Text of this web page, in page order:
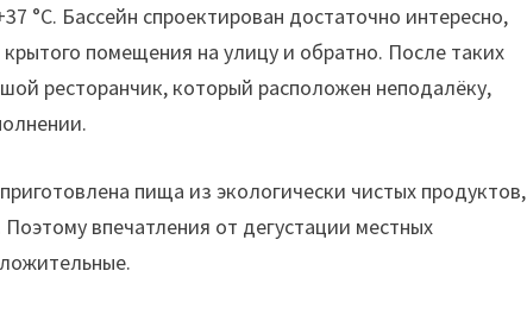
°С. Бассейн спроектирован достаточно интересно,
помещения на улицу и обратно. После таких
ресторанчик, который расположен неподалёку,
пища из экологически чистых продуктов,
впечатления от дегустации местных